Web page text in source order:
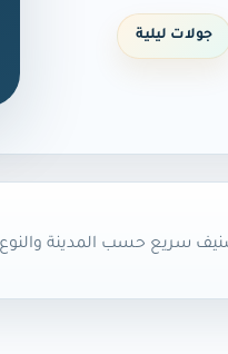
جولات ليلية
سريع حسب المدينة